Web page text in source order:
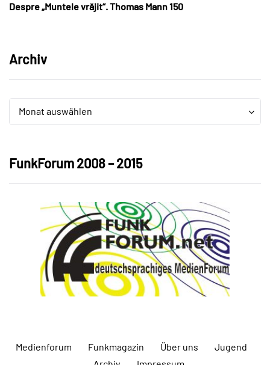
Despre „Muntele vrăjit“. Thomas Mann 150
Archiv
Archiv
Monat auswählen
Archiv
FunkForum 2008 – 2015
Medienforum Funkmagazin Über uns
Jugend